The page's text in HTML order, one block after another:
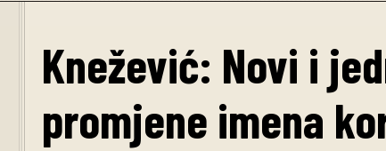
Knežević: Novi i
promjene imena